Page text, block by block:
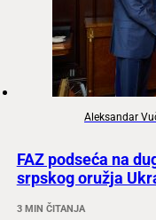
Aleksandar
FAZ podseća na
srpskog oružja
3 MIN ČITANJA